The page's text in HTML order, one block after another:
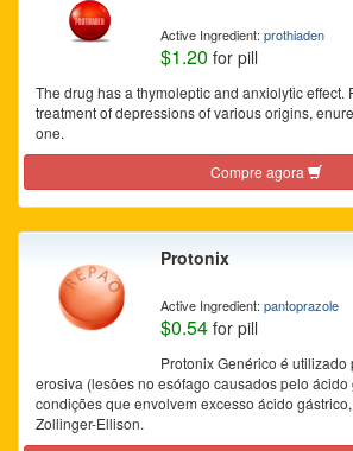
Active Ingredient: prothiaden
$1.20 for pill
The drug has a thymoleptic and anxiolytic effect.
treatment of depressions of various origins,
one.
Compre agora
Protonix
Active Ingredient: pantoprazole
$0.54 for pill
Protonix Genérico é utilizado
erosiva (lesões no esófago causados pelo ácido
condições que envolvem excesso ácido
Zollinger-Ellison.